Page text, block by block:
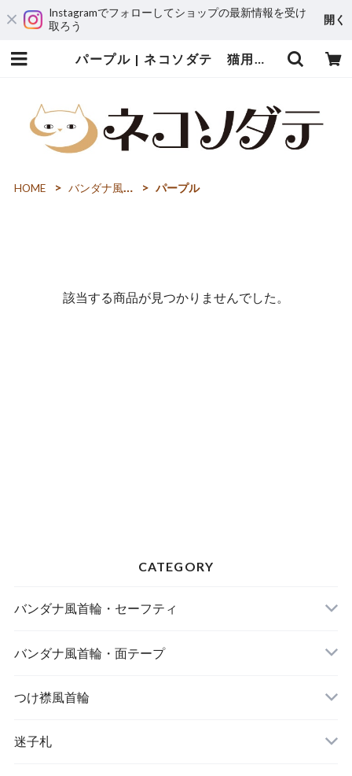
Instagramでフォローしてショップの最新情報を受け
取ろう
開く
パープル | ネコソダテ 猫用首輪専門店～猫の首輪・迷子札・猫用品・猫雑貨～
HOME バンダナ風首輪・セーフティ パープル
該当する商品が見つかりませんでした。
CATEGORY
バンダナ風首輪・セーフティ
バンダナ風首輪・面テープ
つけ襟風首輪
迷子札